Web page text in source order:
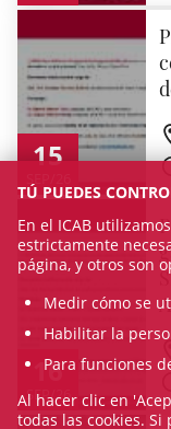
15
16
SEP/26
TÚ PUEDES
En el ICAB
estrictamente
página, y otros son
Medir cómo se
Habilitar la
Para funciones
Al hacer clic en
todas las cookies.